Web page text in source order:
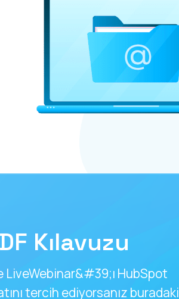
Kılavuzu
HubSpot
tercih ediyorsanız buradaki